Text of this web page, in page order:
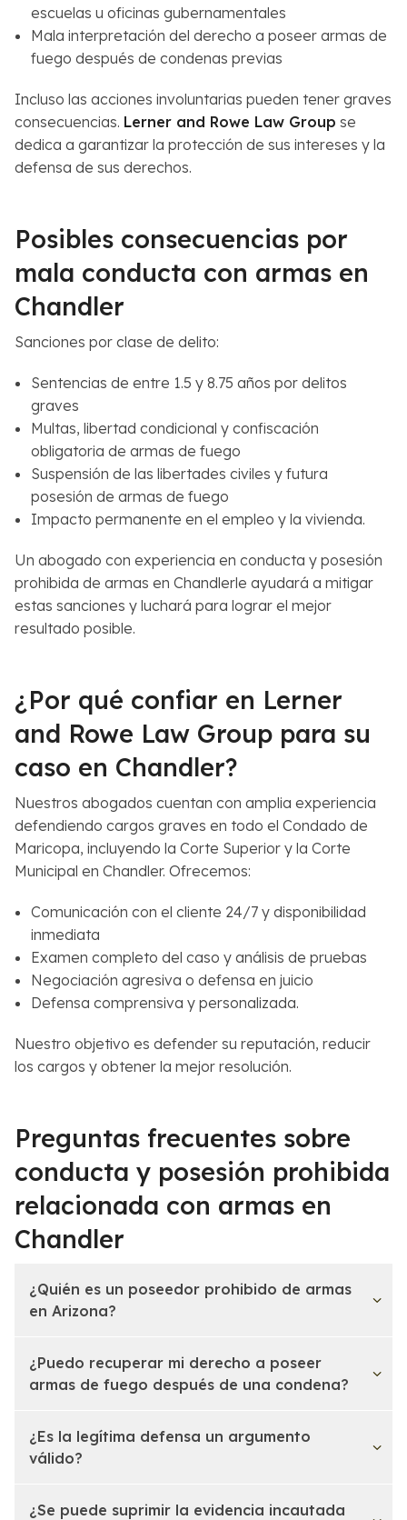
escuelas u oficinas gubernamentales
Mala interpretación del derecho a poseer armas de
fuego después de condenas previas
Incluso las acciones involuntarias pueden tener graves
consecuencias. Lerner and Rowe Law Group se
dedica a garantizar la protección de sus intereses y la
defensa de sus derechos.
Posibles consecuencias por
mala conducta con armas en
Chandler
Sanciones por clase de delito:
Sentencias de entre 1.5 y 8.75 años por delitos
graves
Multas, libertad condicional y confiscación
obligatoria de armas de fuego
Suspensión de las libertades civiles y futura
posesión de armas de fuego
Impacto permanente en el empleo y la vivienda.
Un abogado con experiencia en conducta y posesión
prohibida de armas en Chandlerle ayudará a mitigar
estas sanciones y luchará para lograr el mejor
resultado posible.
¿Por qué confiar en Lerner
and Rowe Law Group para su
caso en Chandler?
Nuestros abogados cuentan con amplia experiencia
defendiendo cargos graves en todo el Condado de
Maricopa, incluyendo la Corte Superior y la Corte
Municipal en Chandler. Ofrecemos:
Comunicación con el cliente 24/7 y disponibilidad
inmediata
Examen completo del caso y análisis de pruebas
Negociación agresiva o defensa en juicio
Defensa comprensiva y personalizada.
Nuestro objetivo es defender su reputación, reducir
los cargos y obtener la mejor resolución.
Preguntas frecuentes sobre
conducta y posesión prohibida
relacionada con armas en
Chandler
¿Quién es un poseedor prohibido de armas
en Arizona?
¿Puedo recuperar mi derecho a poseer
armas de fuego después de una condena?
¿Es la legítima defensa un argumento
válido?
¿Se puede suprimir la evidencia incautada